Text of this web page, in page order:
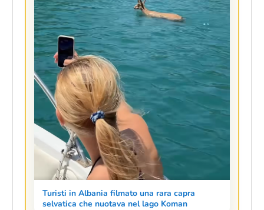
Turisti in Albania filmato una rara capra
selvatica che nuotava nel lago Koman